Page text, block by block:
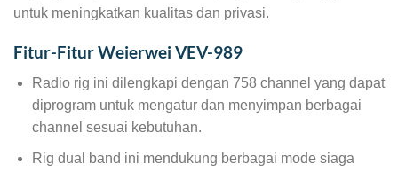
untuk meningkatkan kualitas dan privasi.
Fitur-Fitur Weierwei VEV-989
Radio rig ini dilengkapi dengan 758 channel yang dapat
diprogram untuk mengatur dan menyimpan berbagai
channel sesuai kebutuhan.
Rig dual band ini mendukung berbagai mode siaga